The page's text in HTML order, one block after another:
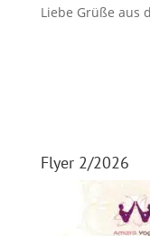
Liebe Grüße aus
Flyer 2/2026